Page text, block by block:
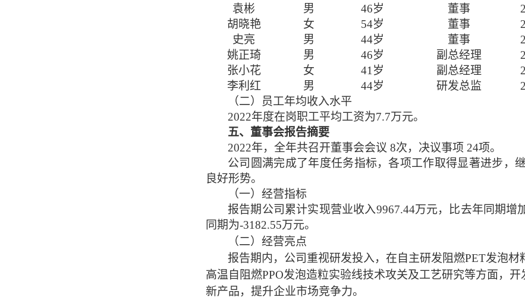
袁彬
男 46岁 董事
胡晓艳
女 54岁 董事
史亮
男 44岁 董事
姚正琦
男 46岁 副总经理
张小花
女 41 岁 副总经理
李利红
男 44岁 研发总监
（二）员工年均收入水平
2022年度在岗职工平均工资为7.7万元。
五、董事会报告摘要
2022年，全年共召开董事会会议 8次，决议事项 24项。
公司 圆满完成了年度任务指标，各项工作取得显著进步，
良好形势。
（一） 经营指标
报告期公司累计实现营业收入9967.44万元，比去年同期增
同期为-3182.55万元。
（二） 经营亮点
报告期内，公司重视研发投入，在自主研发阻燃PET发泡材
高温自阻燃PPO发泡造粒实验线技术攻关及工艺研究等方面，
新产品，提升企业市场竞争力。